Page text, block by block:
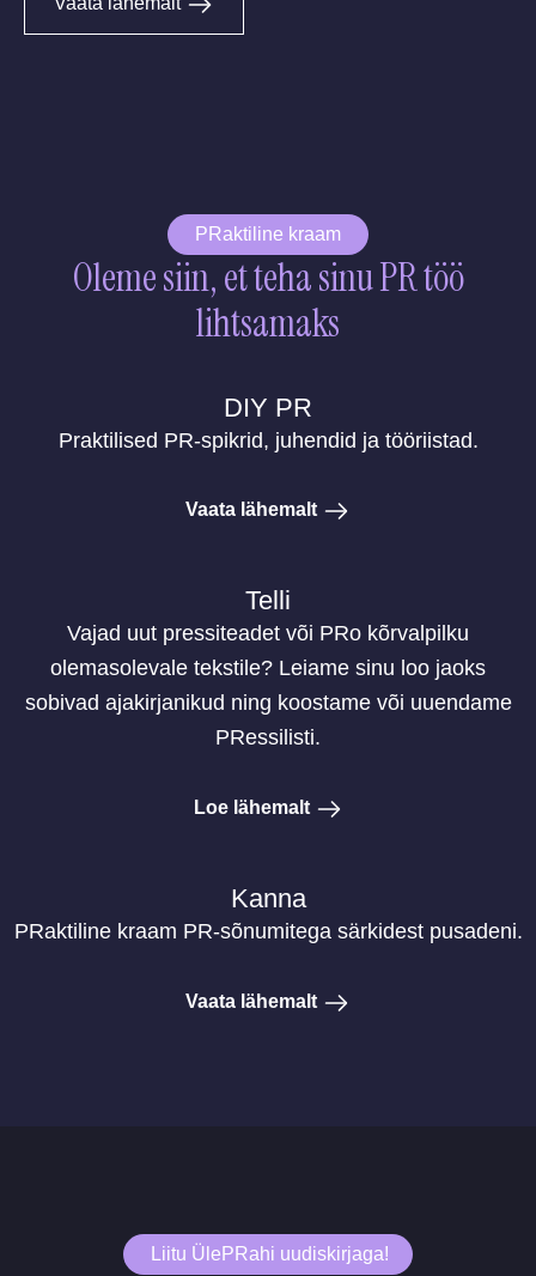
PRaktiline kraam
Oleme siin, et teha sinu PR töö
lihtsamaks
DIY PR
Praktilised PR-spikrid, juhendid ja tööriistad.
Vaata lähemalt
Telli
Vajad uut pressiteadet või PRo kõrvalpilku
olemasolevale tekstile? Leiame sinu loo jaoks
sobivad ajakirjanikud ning koostame või uuendame
PRessilisti.
Loe lähemalt
Kanna
PRaktiline kraam PR-sõnumitega särkidest pusadeni.
Vaata lähemalt
Liitu ÜlePRahi uudiskirjaga!